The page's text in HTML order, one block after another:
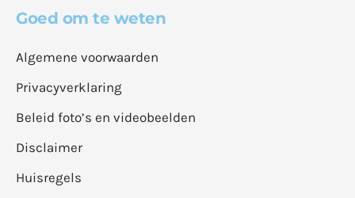
Goed om te weten
Algemene voorwaarden
Privacyverklaring
Beleid foto’s en videobeelden
Disclaimer
Huisregels